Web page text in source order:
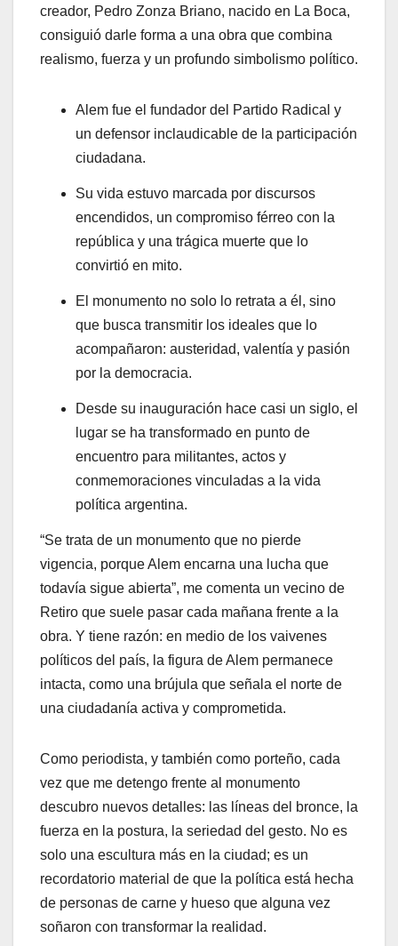
creador, Pedro Zonza Briano, nacido en La Boca,
consiguió darle forma a una obra que combina
realismo, fuerza y un profundo simbolismo político.
Alem fue el fundador del Partido Radical y
un defensor inclaudicable de la participación
ciudadana.
Su vida estuvo marcada por discursos
encendidos, un compromiso férreo con la
república y una trágica muerte que lo
convirtió en mito.
El monumento no solo lo retrata a él, sino
que busca transmitir los ideales que lo
acompañaron: austeridad, valentía y pasión
por la democracia.
Desde su inauguración hace casi un siglo, el
lugar se ha transformado en punto de
encuentro para militantes, actos y
conmemoraciones vinculadas a la vida
política argentina.
“Se trata de un monumento que no pierde
vigencia, porque Alem encarna una lucha que
todavía sigue abierta”, me comenta un vecino de
Retiro que suele pasar cada mañana frente a la
obra. Y tiene razón: en medio de los vaivenes
políticos del país, la figura de Alem permanece
intacta, como una brújula que señala el norte de
una ciudadanía activa y comprometida.
Como periodista, y también como porteño, cada
vez que me detengo frente al monumento
descubro nuevos detalles: las líneas del bronce, la
fuerza en la postura, la seriedad del gesto. No es
solo una escultura más en la ciudad; es un
recordatorio material de que la política está hecha
de personas de carne y hueso que alguna vez
soñaron con transformar la realidad.